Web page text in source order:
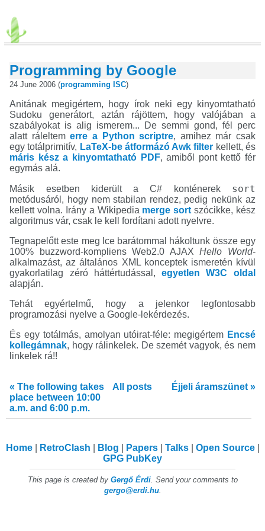
Programming by Google
24 June 2006 (programming ISC)
Anitának megigértem, hogy írok neki egy kinyomtatható
Sudoku generátort, aztán rájöttem, hogy valójában a
szabályokat is alig ismerem... De semmi gond, fél perc
alatt ráleltemerre a Python scriptre, amihez már csak
egy totálprimitív, LaTeX-be átformázó Awk filter kellett, és
máris kész a kinyomtatható PDF, amiből pont kettő fér
egymás alá.
Másik esetben kiderült a C# konténerek sort
metódusáról, hogy nem stabilan rendez, pedig nekünk az
kellett volna. Irány a Wikipedia merge sort szócikke, kész
algoritmus vár, csak le kell fordítani adott nyelvre.
Tegnapelőtt este meg Ice barátommal hákoltunk össze egy
100% buzzword-kompliens Web2.0 AJAXHello World-
alkalmazást, az általános XML konceptek ismeretén kívül
gyakorlatilag zéró háttértudással,egyetlen W3C oldal
alapján.
Tehát egyértelmű, hogy a jelenkor legfontosabb
programozási nyelve a Google-lekérdezés.
És egy totálmás, amolyan utóirat-féle: megigértem Encsé
kollegámnak, hogy rálinkelek. De szemét vagyok, és nem
linkelek rá!!
« The following takes
place between 10:00
a.m. and 6:00 p.m.
All posts Éjjeli áramszünet »
Home RetroClash Blog Papers Talks
Open Source
GPG PubKey
This page is created by Gergő Érdi. Send your comments to
gergo@erdi.hu.